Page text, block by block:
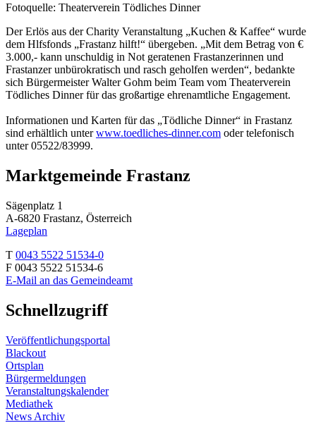
Fotoquelle: Theaterverein Tödliches Dinner
Der Erlös aus der Charity Veranstaltung „Kuchen & Kaffee“ wurde
dem Hlfsfonds „Frastanz hilft!“ übergeben. „Mit dem Betrag von €
3.000,- kann unschuldig in Not geratenen Frastanzerinnen und
Frastanzer unbürokratisch und rasch geholfen werden“, bedankte
sich Bürgermeister Walter Gohm beim Team vom Theaterverein
Tödliches Dinner für das großartige ehrenamtliche Engagement.
Informationen und Karten für das „Tödliche Dinner“ in Frastanz
sind erhältlich unterwww.toedliches-dinner.com oder telefonisch
unter 05522/83999.
Marktgemeinde Frastanz
Sägenplatz 1
A-6820 Frastanz, Österreich
Lageplan
T 0043 5522 51534-0
F 0043 5522 51534-6
E-Mail an das Gemeindeamt
Schnellzugriff
Veröffentlichungsportal
Blackout
Ortsplan
Bürgermeldungen
Veranstaltungskalender
Mediathek
News Archiv